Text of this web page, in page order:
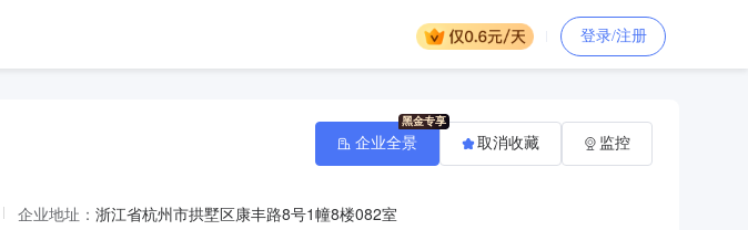
登录/注册
企业地址： 浙江省杭州市拱墅区康丰路8号1幢8楼082室
企业全景 取消收藏 监控